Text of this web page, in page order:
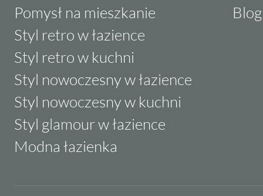
Pomysł na mieszkanie
Styl retro w łazience
Styl retro w kuchni
Styl nowoczesny w łazience
Styl nowoczesny w kuchni
Styl glamour w łazience
Modna łazienka
Blog